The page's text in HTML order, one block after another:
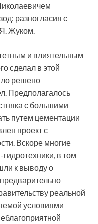
разногласия с
Жуком.
и влиятельным
сделал в этой
решено
Предполагалось
с большими
путем цементации
проект с
Вскоре многие
в том
к выводу о
реальной
условиями